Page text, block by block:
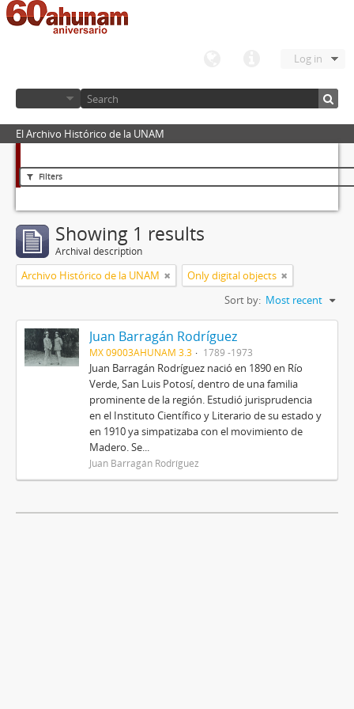
Log in
El Archivo Histórico de la UNAM
Filters
Showing 1 results
Archival description
Archivo Histórico de la UNAM
Only digital objects
Sort by: Most recent
Juan Barragán Rodríguez
MX 09003AHUNAM 3.3 1789 -1973
Juan Barragán Rodríguez nació en 1890 en Río
Verde, San Luis Potosí, dentro de una familia
prominente de la región. Estudió jurisprudencia
en el Instituto Científico y Literario de su estado y
en 1910 ya simpatizaba con el movimiento de
Madero. Se...
Juan Barragán Rodríguez